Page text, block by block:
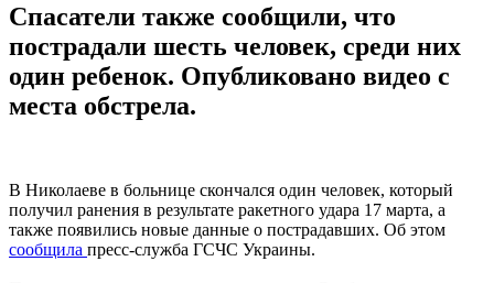
Спасатели также сообщили, что
пострадали шесть человек, среди них
один ребенок. Опубликовано видео с
места обстрела.
В Николаеве в больнице скончался один человек, который
получил ранения в результате ракетного удара 17 марта, а
также появились новые данные о пострадавших. Об этом
сообщила пресс-служба ГСЧС Украины.